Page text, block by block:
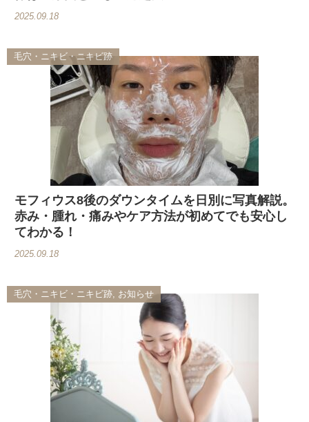
2025.09.18
毛穴・ニキビ・ニキビ跡
モフィウス8後のダウンタイムを日別に写真解説。
赤み・腫れ・痛みやケア方法が初めてでも安心し
てわかる！
2025.09.18
毛穴・ニキビ・ニキビ跡, お知らせ